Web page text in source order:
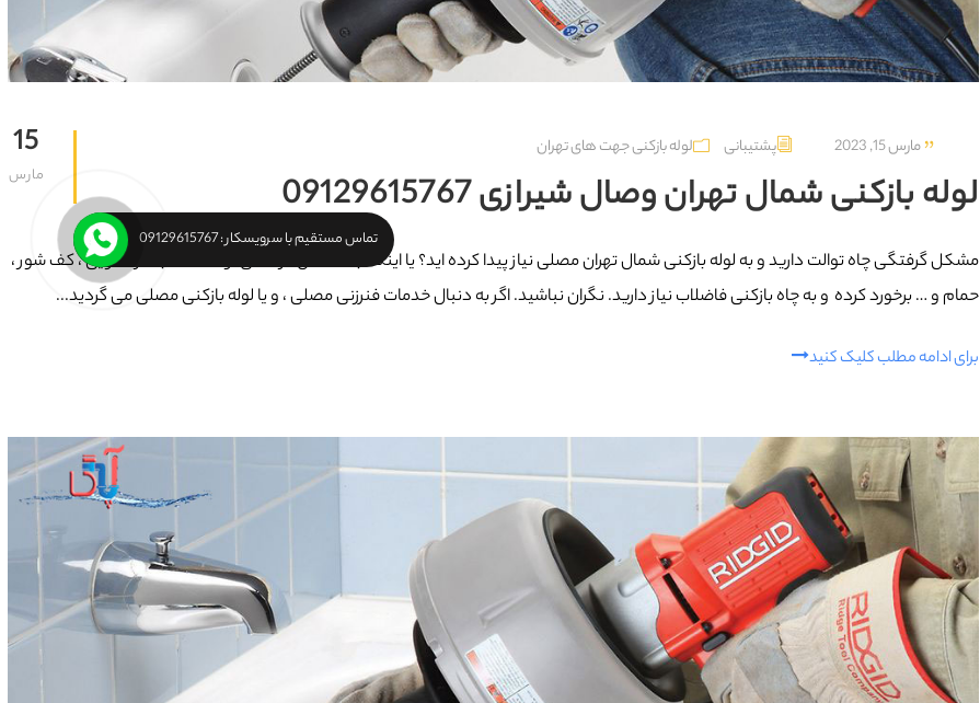
15
مارس
مارس 15, 2023 پشتیبانی لوله بازکنی جهت های تهران
لوله بازکنی شمال تهران وصال شیرازی 09129615767
مشکل گرفتگی چاه توالت دارید و به لوله بازکنی شمال تهران مصلی نیاز پیدا کرده اید؟ یا اینکه به مشکل گرفتگی لوله فاضلاب ظرفشویی ، کف شور ،
حمام و … برخورد کرده و به چاه بازکنی فاضلاب نیاز دارید. نگران نباشید. اگر به دنبال خدمات فنرزنی مصلی ، و یا لوله بازکنی مصلی می گردید...
برای ادامه مطلب کلیک کنید
تماس مستقیم با سرویسکار : 09129615767